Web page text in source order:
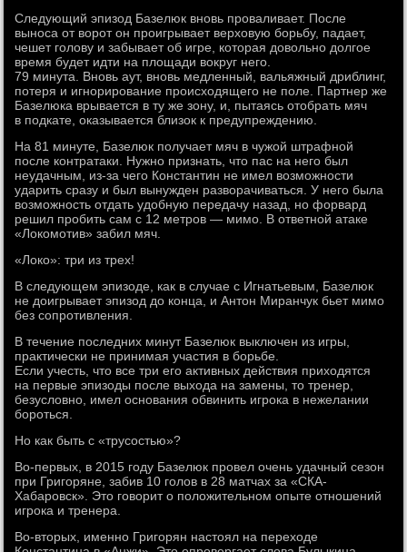
Следующий эпизод Базелюк вновь проваливает. После
выноса от ворот он проигрывает верховую борьбу, падает,
чешет голову и забывает об игре, которая довольно долгое
время будет идти на площади вокруг него.
79 минута. Вновь аут, вновь медленный, вальяжный дриблинг,
потеря и игнорирование происходящего не поле. Партнер же
Базелюка врывается в ту же зону, и, пытаясь отобрать мяч
в подкате, оказывается близок к предупреждению.
На 81 минуте, Базелюк получает мяч в чужой штрафной
после контратаки. Нужно признать, что пас на него был
неудачным, из-за чего Константин не имел возможности
ударить сразу и был вынужден разворачиваться. У него была
возможность отдать удобную передачу назад, но форвард
решил пробить сам с 12 метров — мимо. В ответной атаке
«Локомотив» забил мяч.
«Локо»: три из трех!
В следующем эпизоде, как в случае с Игнатьевым, Базелюк
не доигрывает эпизод до конца, и Антон Миранчук бьет мимо
без сопротивления.
В течение последних минут Базелюк выключен из игры,
практически не принимая участия в борьбе.
Если учесть, что все три его активных действия приходятся
на первые эпизоды после выхода на замены, то тренер,
безусловно, имел основания обвинить игрока в нежелании
бороться.
Но как быть с «трусостью»?
Во-первых, в 2015 году Базелюк провел очень удачный сезон
при Григоряне, забив 10 голов в 28 матчах за «СКА-
Хабаровск». Это говорит о положительном опыте отношений
игрока и тренера.
Во-вторых, именно Григорян настоял на переходе